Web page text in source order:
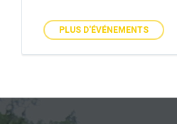
PLUS D'ÉVÉNEMENTS